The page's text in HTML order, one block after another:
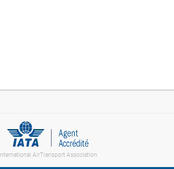
International AirTransport Association